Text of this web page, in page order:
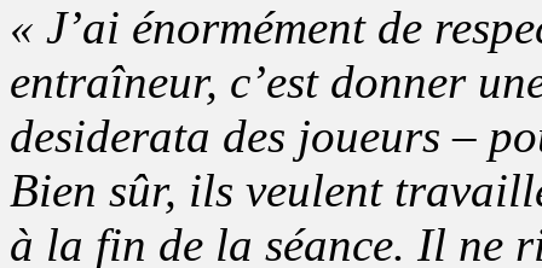
« J’ai énormément de
entraîneur, c’est donner
desiderata des joueurs –
Bien sûr, ils veulent
à la fin de la séance. Il ne